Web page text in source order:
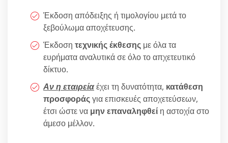
Έκδοση απόδειξης ή τιμολογίου μετά το
ξεβούλωμα αποχέτευσης.
Έκδοση τεχνικής έκθεσης με όλα τα
ευρήματα αναλυτικά σε όλο το απχετευτικό
δίκτυο.
Αν η εταιρείαέχει τη δυνατότητα, κατάθεση
προσφοράςγια επισκευές αποχετεύσεων,
έτσι ώστε να μην επαναληφθεί η αστοχία στο
άμεσο μέλλον.